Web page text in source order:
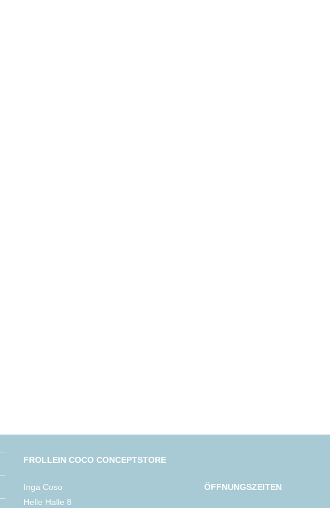
FROLLEIN COCO CONCEPTSTORE
Inga Coso
Helle Halle 8
ÖFFNUNGSZEITEN